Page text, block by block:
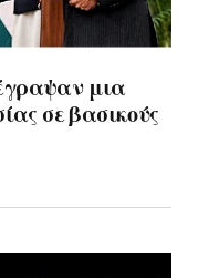
μια
σε βασικούς